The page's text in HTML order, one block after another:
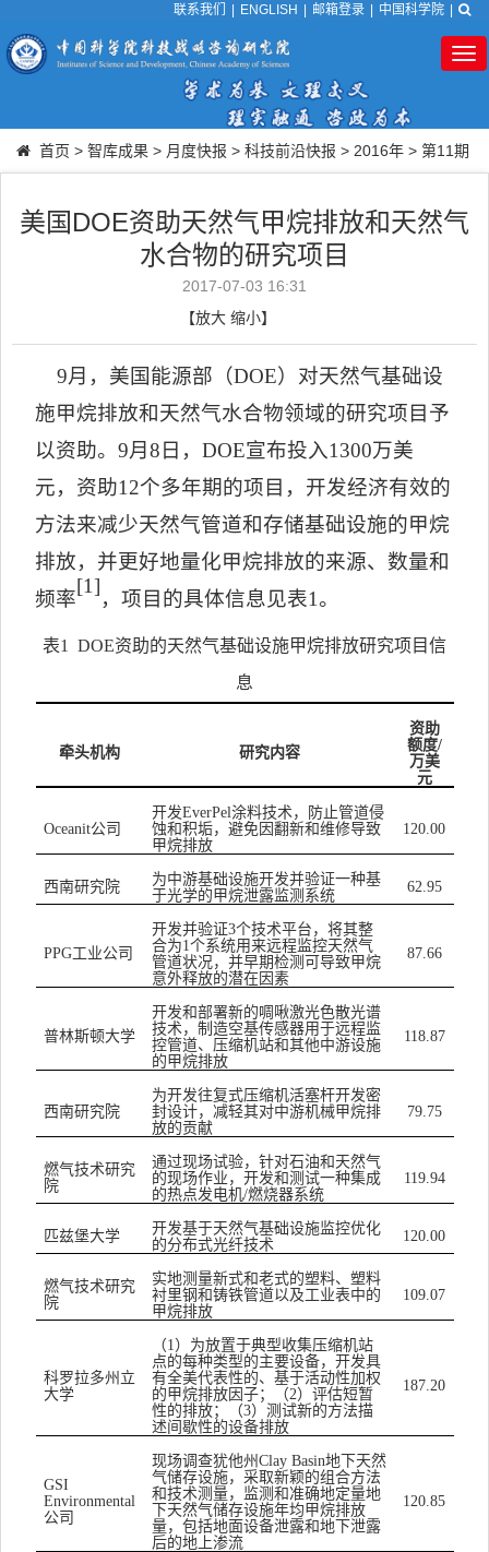
联系我们 ENGLISH 邮箱登录 中国科学院
首页 > 智库成果 > 月度快报 > 科技前沿快报 > 2016年 > 第11期
美国DOE资助天然气甲烷排放和天然气
水合物的研究项目
2017-07-03 16:31
【放大 缩小】
9月，美国能源部（DOE）对天然气基础设
施甲烷排放和天然气水合物领域的研究项目予
以资助。9月8 日，DOE宣布投入1300万美
元，资助12个多年期的项目，开发经济有效的
方法来减少天然气管道和存储基础设施的甲烷
排放，并更好地量化甲烷排放的来源、数量和
频率
[1]
，项目的具体信息见表1。
表1 DOE资助的天然气基础设施甲烷排放研究项目信
息
牵头机构 研究内容
资助
额度/
万美
元
Oceanit公司
开发EverPel涂料技术，防止管道侵
蚀和积垢，避免因翻新和维修导致
甲烷排放
120.00
西南研究院
为中游基础设施开发并验证一种基
于光学的甲烷泄露监测系统
62.95
PPG工业公司
开发并验证3个技术平台，将其整
合为1个系统用来远程监控天然气
管道状况，并早期检测可导致甲烷
意外释放的潜在因素
87.66
普林斯顿大学
开发和部署新的啁啾激光色散光谱
技术，制造空基传感器用于远程监
控管道、压缩机站和其他中游设施
的甲烷排放
118.87
西南研究院
为开发往复式压缩机活塞杆开发密
封设计，减轻其对中游机械甲烷排
放的贡献
79.75
燃气技术研究
院
通过现场试验，针对石油和天然气
的现场作业，开发和测试一种集成
的热点发电机/燃烧器系统
119.94
匹兹堡大学
开发基于天然气基础设施监控优化
的分布式光纤技术
120.00
燃气技术研究
院
实地测量新式和老式的塑料、塑料
衬里钢和铸铁管道以及工业表中的
甲烷排放
109.07
科罗拉多州立
大学
（1）为放置于典型收集压缩机站
点的每种类型的主要设备，开发具
有全美代表性的、基于活动性加权
的甲烷排放因子；（2）评估短暂
性的排放；（3）测试新的方法描
述间歇性的设备排放
187.20
GSI
Environmental
公司
现场调查犹他州 Clay Basin地下天然
气储存设施，采取新颖的组合方法
和技术测量，监测和准确地定量地
下天然气储存设施年均甲烷排放
量，包括地面设备泄露和地下泄露
后的地上渗流
120.85